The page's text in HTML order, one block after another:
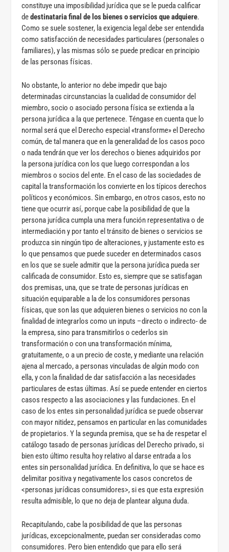
constituye una imposibilidad jurídica que se le pueda calificar
dedestinataria final de los bienes o servicios que adquiere.
Como se suele sostener, la exigencia legal debe ser entendida
como satisfacción de necesidades particulares (personales o
familiares), y las mismas sólo se puede predicar en principio
de las personas físicas.
No obstante, lo anterior no debe impedir que bajo
determinadas circunstancias la cualidad de consumidor del
miembro, socio o asociado persona física se extienda a la
persona jurídica a la que pertenece. Téngase en cuenta que lo
normal será que el Derecho especial «transforme» el Derecho
común, de tal manera que en la generalidad de los casos poco
o nada tendrán que ver los derechos o bienes adquiridos por
la persona jurídica con los que luego correspondan a los
miembros o socios del ente. En el caso de las sociedades de
capital la transformación los convierte en los típicos derechos
políticos y económicos. Sin embargo, en otros casos, esto no
tiene que ocurrir así, porque cabe la posibilidad de que la
persona jurídica cumpla una mera función representativa o de
intermediación y por tanto el tránsito de bienes o servicios se
produzca sin ningún tipo de alteraciones, y justamente esto es
lo que pensamos que puede suceder en determinados casos
en los que se suele admitir que la persona jurídica pueda ser
calificada de consumidor. Esto es, siempre que se satisfagan
dos premisas, una, que se trate de personas jurídicas en
situación equiparable a la de los consumidores personas
físicas, que son las que adquieren bienes o servicios no con la
finalidad de integrarlos como un inputs –directo o indirecto- de
la empresa, sino para transmitirlos o cederlos sin
transformación o con una transformación mínima,
gratuitamente, o a un precio de coste, y mediante una relación
ajena al mercado, a personas vinculadas de algún modo con
ella, y con la finalidad de dar satisfacción a las necesidades
particulares de estas últimas. Así se puede entender en ciertos
casos respecto a las asociaciones y las fundaciones. En el
caso de los entes sin personalidad jurídica se puede observar
con mayor nitidez, pensamos en particular en las comunidades
de propietarios. Y la segunda premisa, que se ha de respetar el
catálogo tasado de personas jurídicas del Derecho privado, si
bien esto último resulta hoy relativo al darse entrada a los
entes sin personalidad jurídica. En definitiva, lo que se hace es
delimitar positiva y negativamente los casos concretos de
<personas jurídicas consumidores>, si es que esta expresión
resulta admisible, lo que no deja de plantear alguna duda.
Recapitulando, cabe la posibilidad de que las personas
jurídicas, excepcionalmente, puedan ser consideradas como
consumidores. Pero bien entendido que para ello será